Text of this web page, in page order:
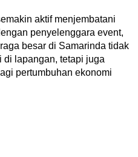
aktif menjembatani
penyelenggara event,
besar di Samarinda tidak
di lapangan, tetapi juga
pertumbuhan ekonomi